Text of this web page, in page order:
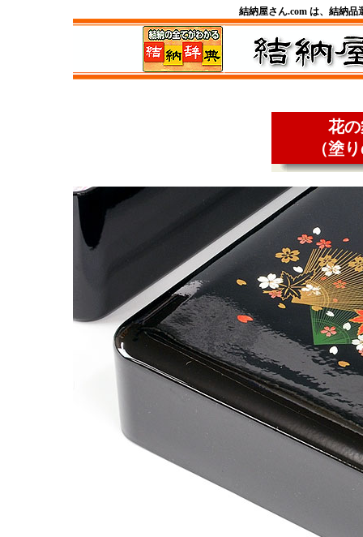
結納屋さん.com は、結納
花
（塗